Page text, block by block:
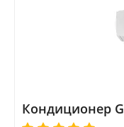
Кондиционер